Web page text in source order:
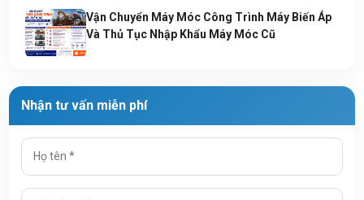
Vận Chuyển Máy Móc Công Trình Máy Biến Áp
Và Thủ Tục Nhập Khẩu Máy Móc Cũ
Nhận tư vấn miễn phí